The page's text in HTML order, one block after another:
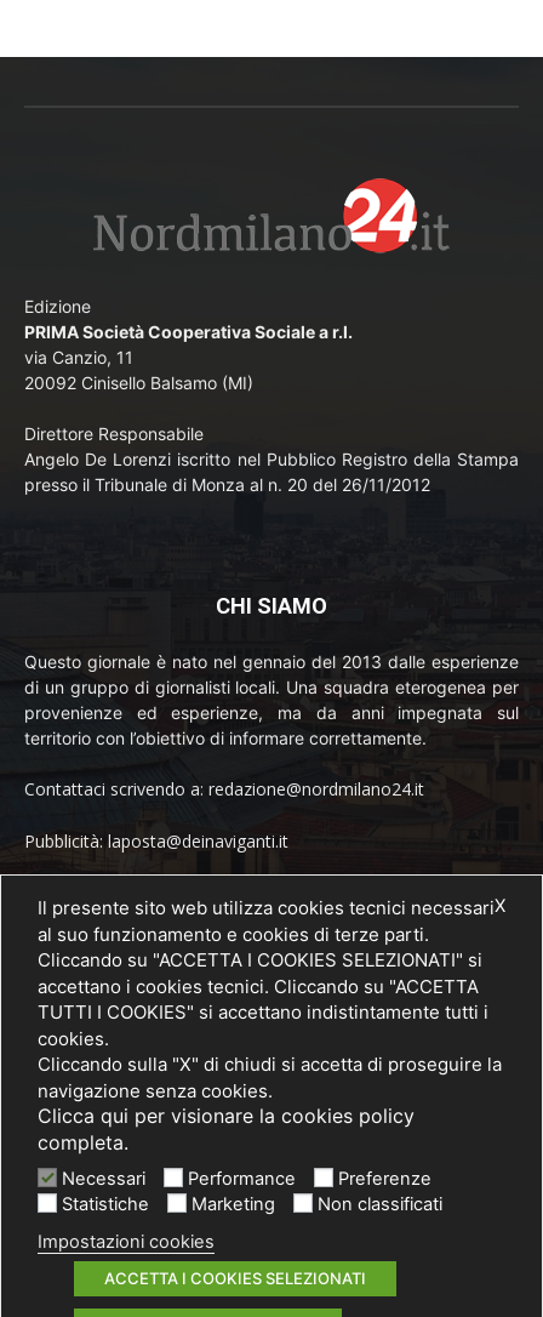
Edizione
PRIMA Società Cooperativa Sociale a r.l.
via Canzio, 11
20092 Cinisello Balsamo (MI)
Direttore Responsabile
Angelo De Lorenzi iscritto nel Pubblico Registro della Stampa
presso il Tribunale di Monza al n. 20 del 26/11/2012
CHI SIAMO
Questo giornale è nato nel gennaio del 2013 dalle esperienze
di un gruppo di giornalisti locali. Una squadra eterogenea per
provenienze ed esperienze, ma da anni impegnata sul
territorio con l’obiettivo di informare correttamente.
Contattaci scrivendo a: redazione@nordmilano24.it
Pubblicità: laposta@deinaviganti.it
SEGUICI
© 2021 PRIMA Società Cooperativa Sociale a r.l. - P. IVA / C.F.
03075750962
X
Il presente sito web utilizza cookies tecnici necessari
al suo funzionamento e cookies di terze parti.
Cliccando su "ACCETTA I COOKIES SELEZIONATI" si
accettano i cookies tecnici. Cliccando su "ACCETTA
TUTTI I COOKIES" si accettano indistintamente tutti i
cookies.
Cliccando sulla "X" di chiudi si accetta di proseguire la
navigazione senza cookies.
Clicca qui per visionare la cookies policy
completa.
Necessari Performance
Preferenze
Statistiche
Marketing
Non classificati
Impostazioni cookies
ACCETTA I COOKIES SELEZIONATI